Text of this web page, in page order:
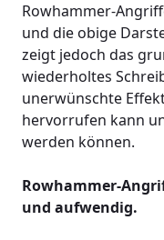
Rowhammer-
und die obige
zeigt jedoch das
wiederholtes
unerwünschte
hervorrufen kann
werden können.
Rowhammer-
und aufwendig.